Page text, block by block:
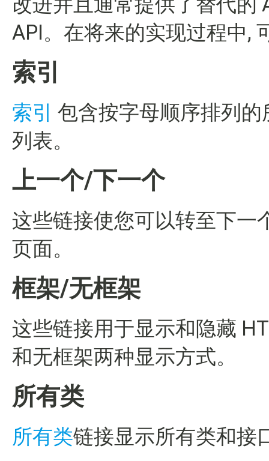
API。在将来的实现过程中,
索引
索引 包含按字母顺序排列的
列表。
上一个/下一个
这些链接使您可以转至下一
页面。
框架/无框架
这些链接用于显示和隐藏
和无框架两种显示方式。
所有类
所有类链接显示所有类和接